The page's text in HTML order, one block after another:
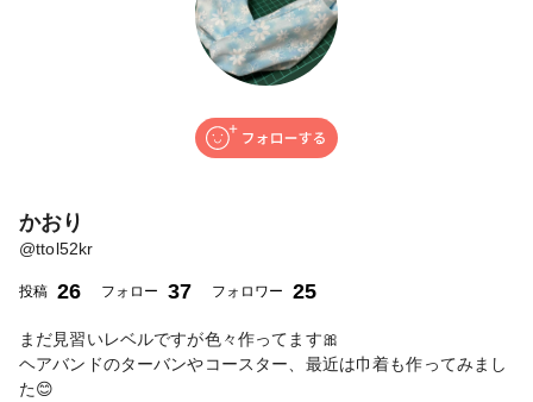
かおり
@ttol52kr
投稿 26 フォロー 37 フォロワー 25
まだ見習いレベルですが色々作ってます🎀
ヘアバンドのターバンやコースター、最近は巾着も作ってみまし
た😊